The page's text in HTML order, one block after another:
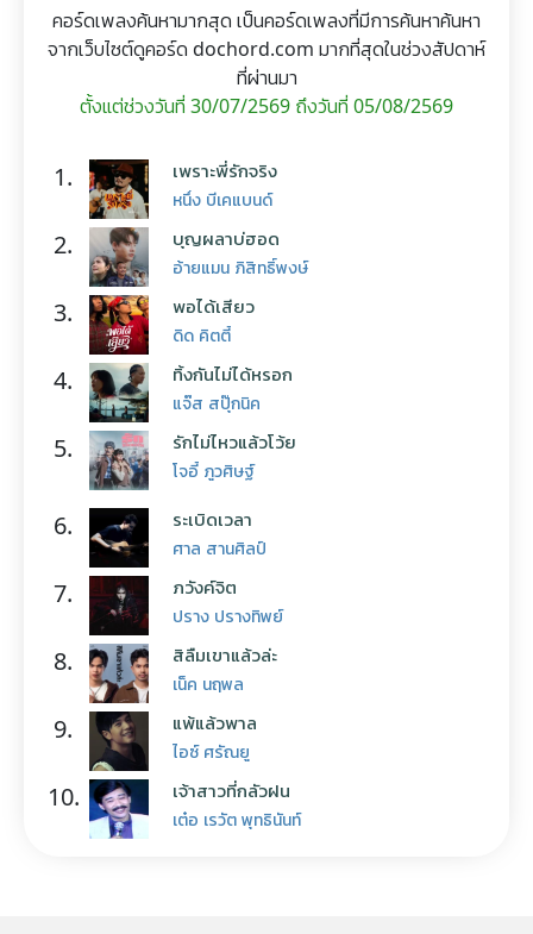
คอร์ดเพลงค้นหามากสุด เป็นคอร์ดเพลงที่มีการค้นหาค้นหา
จากเว็บไซต์ดูคอร์ด dochord.com มากที่สุดในช่วงสัปดาห์
ที่ผ่านมา
ตั้งแต่ช่วงวันที่ 30/07/2569 ถึงวันที่ 05/08/2569
1. เพราะพี่รักจริง
หนึ่ง บีเคแบนด์
2. บุญผลาบ่ฮอด
อ้ายแมน ภิสิทธิ์พงษ์
3. พอได้เสียว
ดิด คิตตี้
4. ทิ้งกันไม่ได้หรอก
แจ๊ส สปุ๊กนิค
5. รักไม่ไหวแล้วโว้ย
โจอี้ ภูวศิษฐ์
6. ระเบิดเวลา
ศาล สานศิลป์
7. ภวังค์จิต
ปราง ปรางทิพย์
8. สิลืมเขาแล้วล่ะ
เน็ค นฤพล
9. แพ้แล้วพาล
ไอซ์ ศรัณยู
10. เจ้าสาวที่กลัวฝน
เต๋อ เรวัต พุทธินันท์